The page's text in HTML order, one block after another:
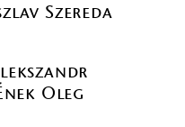
Szereda
Oleg